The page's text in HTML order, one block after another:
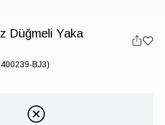
Düğmeli Yaka
BJ3)